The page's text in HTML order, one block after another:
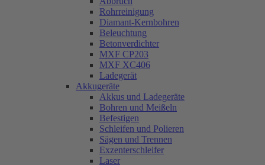
Rohrreinigung
Diamant-Kernbohren
Beleuchtung
Betonverdichter
MXF CP203
MXF XC406
Ladegerät
Akkugeräte
Akkus und Ladegeräte
Bohren und Meißeln
Befestigen
Schleifen und Polieren
Sägen und Trennen
Exzenterschleifer
Laser